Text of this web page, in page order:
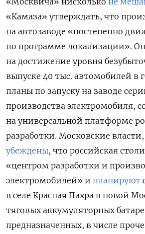
«Камаза» утверждать, что
на автозаводе «постепенно
по программе локализации».
на достижение уровня
выпуске 40 тыс. автомобилей в
планы по запуску на заводе
производства электромобиля,
на универсальной платформе
разработки. Московские
убеждены, что российская
«центром разработки и
электромобилей» и планируют
в селе Красная Пахра в новой
тяговых аккумуляторных
предназначенных, в числе